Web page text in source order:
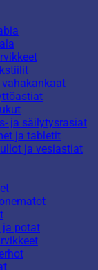
vahakankaat
ja säilytysrasiat
ja tabletit
ja vesiastiat
ja potat